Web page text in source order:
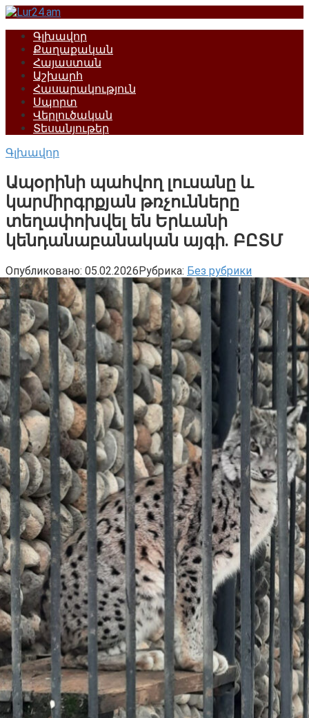
Перейти
контентуԳլխավոր
Քաղաքական
Հայաստան
Աշխարհ
Հասարակություն
Սպորտ
Վերլուծական
Տեսանյութեր
Գլխավոր
Ապօրինի պահվող լուսանը և
կարմիրգրքյան թռչունները
տեղափոխվել են Երևանի
կենդանաբանական այգի. ԲԸՏՄ
Опубликовано: 05.02.2026Рубрика: Без рубрики